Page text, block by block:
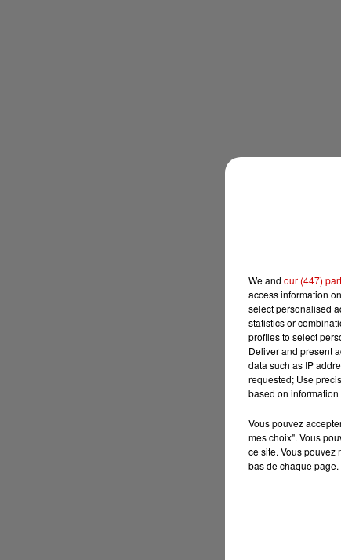
We and our (447)
access information
select personalised
statistics or
profiles to select
Deliver and present
data such as IP
requested; Use
based on
Vous pouvez
mes choix". Vous
ce site. Vous pouvez
bas de chaque page.